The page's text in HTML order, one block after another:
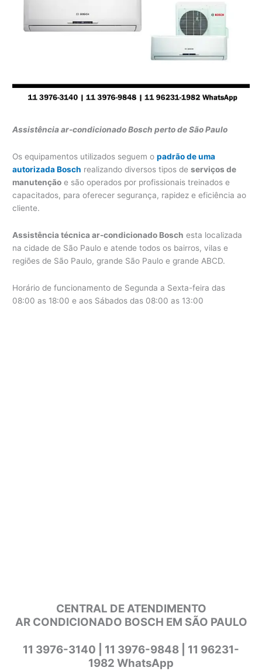
Assistência ar-condicionado Bosch perto de São Paulo
Os equipamentos utilizados seguem opadrão de uma
autorizada Bosch realizando diversos tipos deserviços de
manutenção e são operados por profissionais treinados e
capacitados, para oferecer segurança, rapidez e eficiência ao
cliente.
Assistência técnica ar-condicionado Bosch esta localizada
na cidade de São Paulo e atende todos os bairros, vilas e
regiões de São Paulo, grande São Paulo e grande ABCD.
Horário de funcionamento de Segunda a Sexta-feira das
08:00 as 18:00 e aos Sábados das 08:00 as 13:00
CENTRAL DE ATENDIMENTO
AR CONDICIONADO BOSCH EM SÃO PAULO
11 3976-3140 | 11 3976-9848 | 11 96231-
1982 WhatsApp